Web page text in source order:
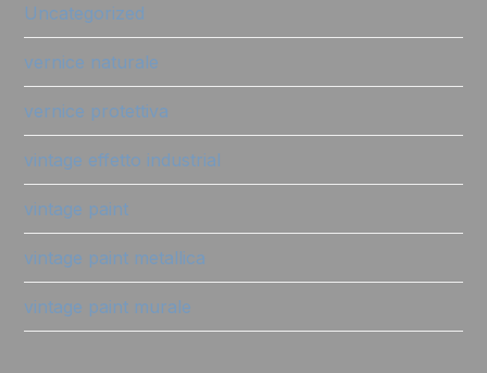
Uncategorized
vernice naturale
vernice protettiva
vintage effetto industrial
vintage paint
vintage paint metallica
vintage paint murale